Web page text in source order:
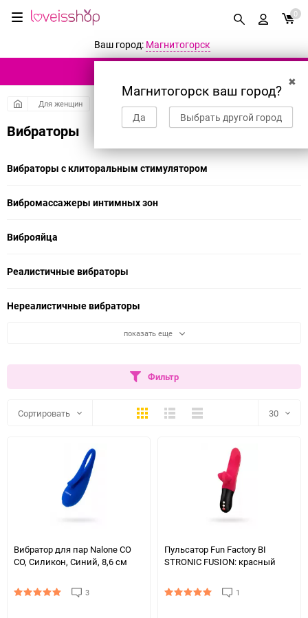
0
Ваш город: Магнитогорск
✖
Магнитогорск ваш город?
Да Выбрать другой город
Для женщин
Вибраторы
Вибраторы с клиторальным стимулятором
Вибромассажеры интимных зон
Виброяйца
Реалистичные вибраторы
Нереалистичные вибраторы
показать еще
Фильтр
Сортировать ПлиткаПодробноКомпактно 30
Вибратор для пар Nalone CO
CO, Силикон, Синий, 8,6 см
3
Пульсатор Fun Factory BI
STRONIC FUSION: красный
1